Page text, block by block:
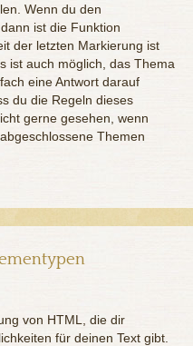
Wenn du den
ist die Funktion
der letzten Markierung ist
ist auch möglich, das Thema
eine Antwort darauf
du die Regeln dieses
gerne gesehen, wenn
Themen
von HTML, die dir
für deinen Text gibt.